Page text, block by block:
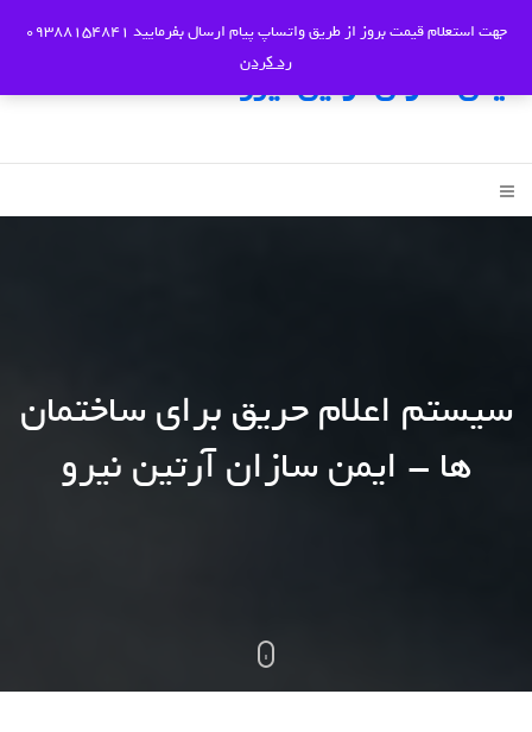
ایمن سازان آرتین نیرو
سیستم اعلام حریق برای ساختمان
ها - ایمن سازان آرتین نیرو
جهت استعلام قیمت بروز از طریق واتساپ پیام ارسال بفرمایید 09388154841
رد کردن